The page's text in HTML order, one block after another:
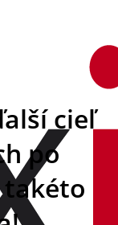
cieľ
po